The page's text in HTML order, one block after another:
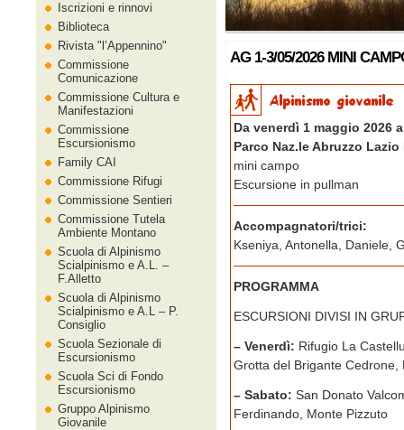
AG 1-3/05/2026 MINI
Da venerdì 1 maggio 2026
Parco Naz.le Abruzzo
mini campo
Escursione in pullman
Accompagnatori/trici:
Kseniya, Antonella, Daniele,
PROGRAMMA
ESCURSIONI DIVISI IN
– Venerdì: Rifugio La
Grotta del Brigante
– Sabato: San Donato
Ferdinando, Monte Pizzuto
Iscrizioni e rinnovi
Biblioteca
Rivista
l’Appennino
Commissione
Comunicazione
Commissione Cultura e
Manifestazioni
Commissione
Escursionismo
Family CAI
Commissione Rifugi
Commissione Sentieri
Commissione Tutela
Ambiente Montano
Scuola di Alpinismo
Scialpinismo e A.L. –
F.Alletto
Scuola di Alpinismo
Scialpinismo e A.L – P.
Consiglio
Scuola Sezionale di
Escursionismo
Scuola Sci di Fondo
Escursionismo
Gruppo Alpinismo
Giovanile